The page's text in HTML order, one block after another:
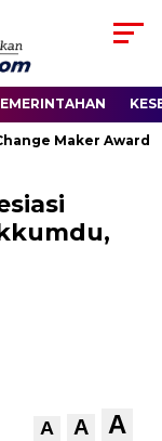
Maker Awards
A A A